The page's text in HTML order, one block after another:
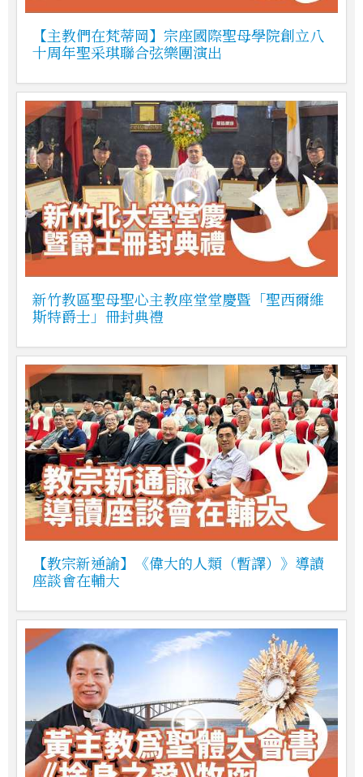
【主教們在梵蒂岡】宗座國際聖母學院創立八
十周年聖采琪聯合弦樂團演出
新竹教區聖母聖心主教座堂堂慶暨「聖西爾維
斯特爵士」冊封典禮
【教宗新通諭】《偉大的人類（暫譯）》導讀
座談會在輔大